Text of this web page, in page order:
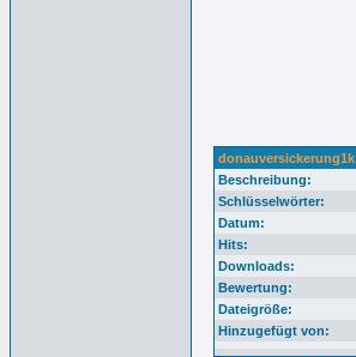
donauversickerung1k
Beschreibung:
Schlüsselwörter:
Datum:
Hits:
Downloads:
Bewertung:
Dateigröße:
Hinzugefügt von: